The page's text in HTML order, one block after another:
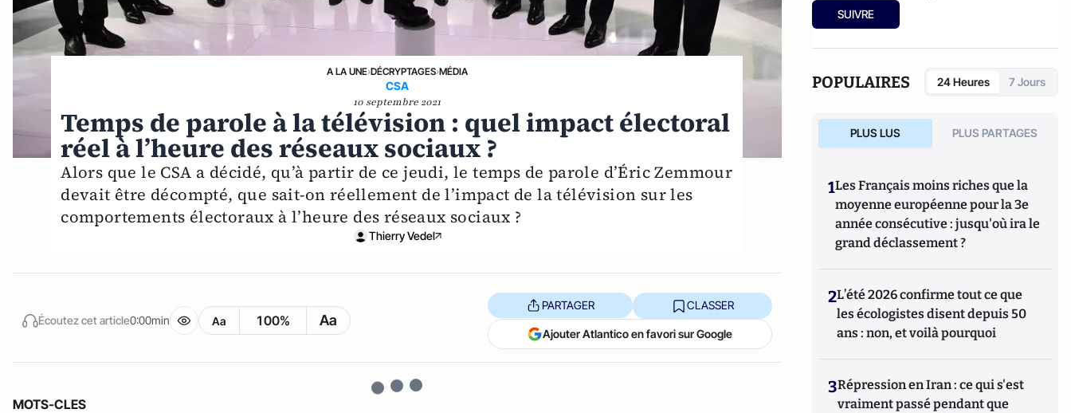
A LA UNE›DÉCRYPTAGES›MÉDIA
CSA
10 septembre 2021
Temps de parole à la télévision : quel impact électoral
réel à l’heure des réseaux sociaux ?
Alors que le CSA a décidé, qu’à partir de ce jeudi, le temps de parole d’Éric Zemmour
devait être décompté, que sait-on réellement de l’impact de la télévision sur les
comportements électoraux à l’heure des réseaux sociaux ?
Thierry Vedel
Écoutez cet article0:00min Aa 100% Aa
PARTAGER CLASSER
Ajouter Atlantico en favori sur Google
MOTS-CLES
politique à HEP de Paris et à l'Institut
français de presse (université Paris-ll)
SUIVRE
POPULAIRES 24 Heures 7 Jours
PLUS LUS PLUS PARTAGES
1Les Français moins riches que la
moyenne européenne pour la 3e
année consécutive : jusqu'où ira le
grand déclassement ?
2L’été 2026 confirme tout ce que
les écologistes disent depuis 50
ans : non, et voilà pourquoi
3Répression en Iran : ce qui s'est
vraiment passé pendant que